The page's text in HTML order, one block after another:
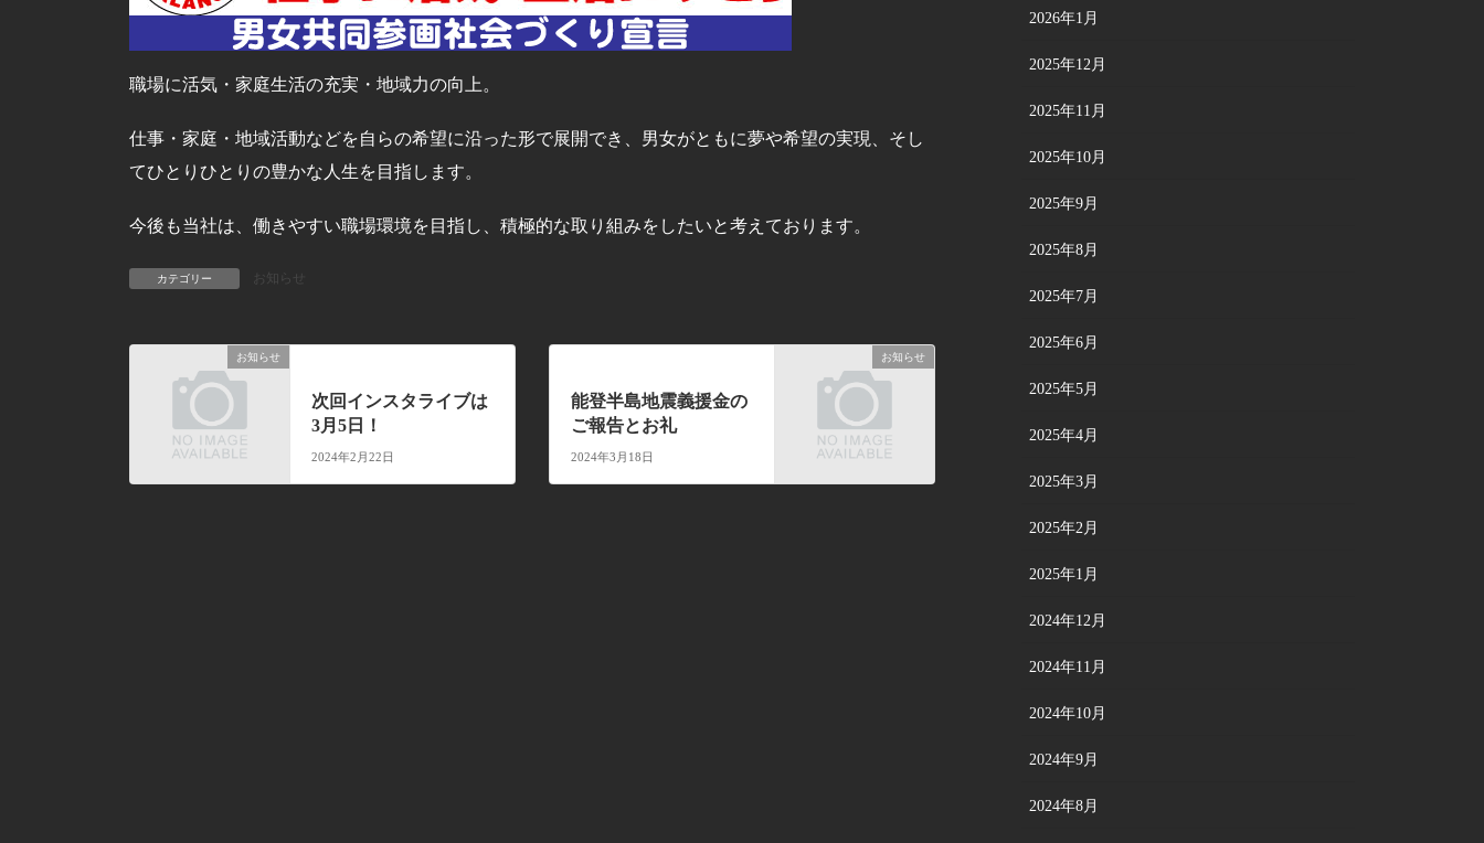
職場に活気・家庭生活の充実・地域力の向上。
仕事・家庭・地域活動などを自らの希望に沿った形で展開でき、男女がともに夢や希望の実現、そし
てひとりひとりの豊かな人生を目指します。
今後も当社は、働きやすい職場環境を目指し、積極的な取り組みをしたいと考えております。
カテゴリー お知らせ
お知らせ
次回インスタライブは
3月5日！
2024年2月22日
お知らせ
能登半島地震義援金の
ご報告とお礼
2024年3月18日
2026年1月
2025年12月
2025年11月
2025年10月
2025年9月
2025年8月
2025年7月
2025年6月
2025年5月
2025年4月
2025年3月
2025年2月
2025年1月
2024年12月
2024年11月
2024年10月
2024年9月
2024年8月